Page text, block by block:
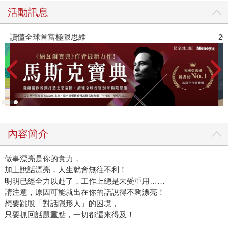
活動訊息
讀懂全球首富極限思維
內容簡介
做事漂亮是你的實力，
加上說話漂亮，人生就會無往不利！
明明已經全力以赴了，工作上總是未受重用……
請注意，原因可能就出在你的話說得不夠漂亮！
想要跳脫「對話隱形人」的困境，
只要抓回話題重點，一切都還來得及！